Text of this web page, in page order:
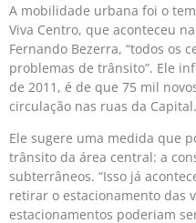
A mobilidade urbana foi o
Viva Centro, que aconteceu
Fernando Bezerra, “todos os
problemas de trânsito”. Ele
de 2011, é de que 75 mil
circulação nas ruas da Capital.
Ele sugere uma medida que
trânsito da área central: a
subterrâneos. “Isso já
retirar o estacionamento das
estacionamentos poderiam